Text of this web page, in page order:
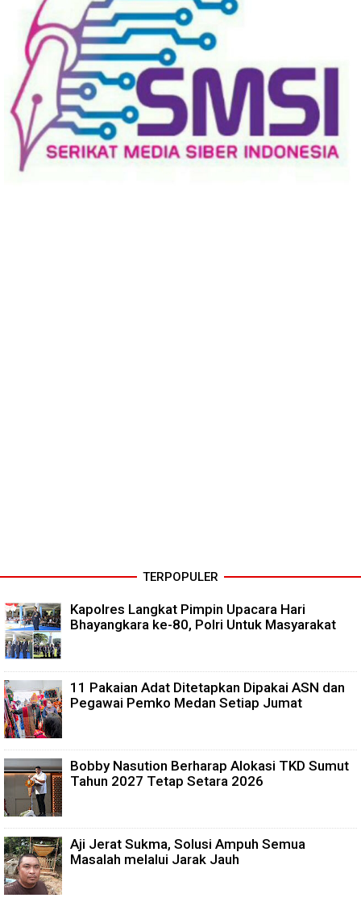
TERPOPULER
Kapolres Langkat Pimpin Upacara Hari
Bhayangkara ke-80, Polri Untuk Masyarakat
11 Pakaian Adat Ditetapkan Dipakai ASN dan
Pegawai Pemko Medan Setiap Jumat
Bobby Nasution Berharap Alokasi TKD Sumut
Tahun 2027 Tetap Setara 2026
Aji Jerat Sukma, Solusi Ampuh Semua
Masalah melalui Jarak Jauh